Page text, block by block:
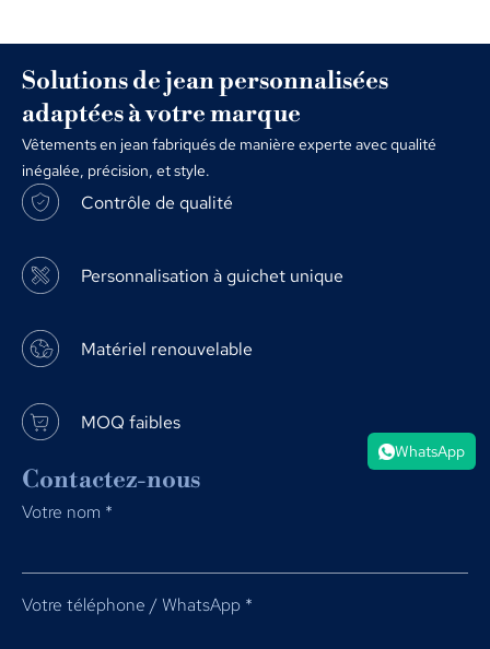
Solutions de jean personnalisées
adaptées à votre marque
Vêtements en jean fabriqués de manière experte avec qualité
inégalée, précision, et style.
Contrôle de qualité
Personnalisation à guichet unique
Matériel renouvelable
MOQ faibles
Contactez-nous
Votre nom *
Votre téléphone / WhatsApp *
WhatsApp